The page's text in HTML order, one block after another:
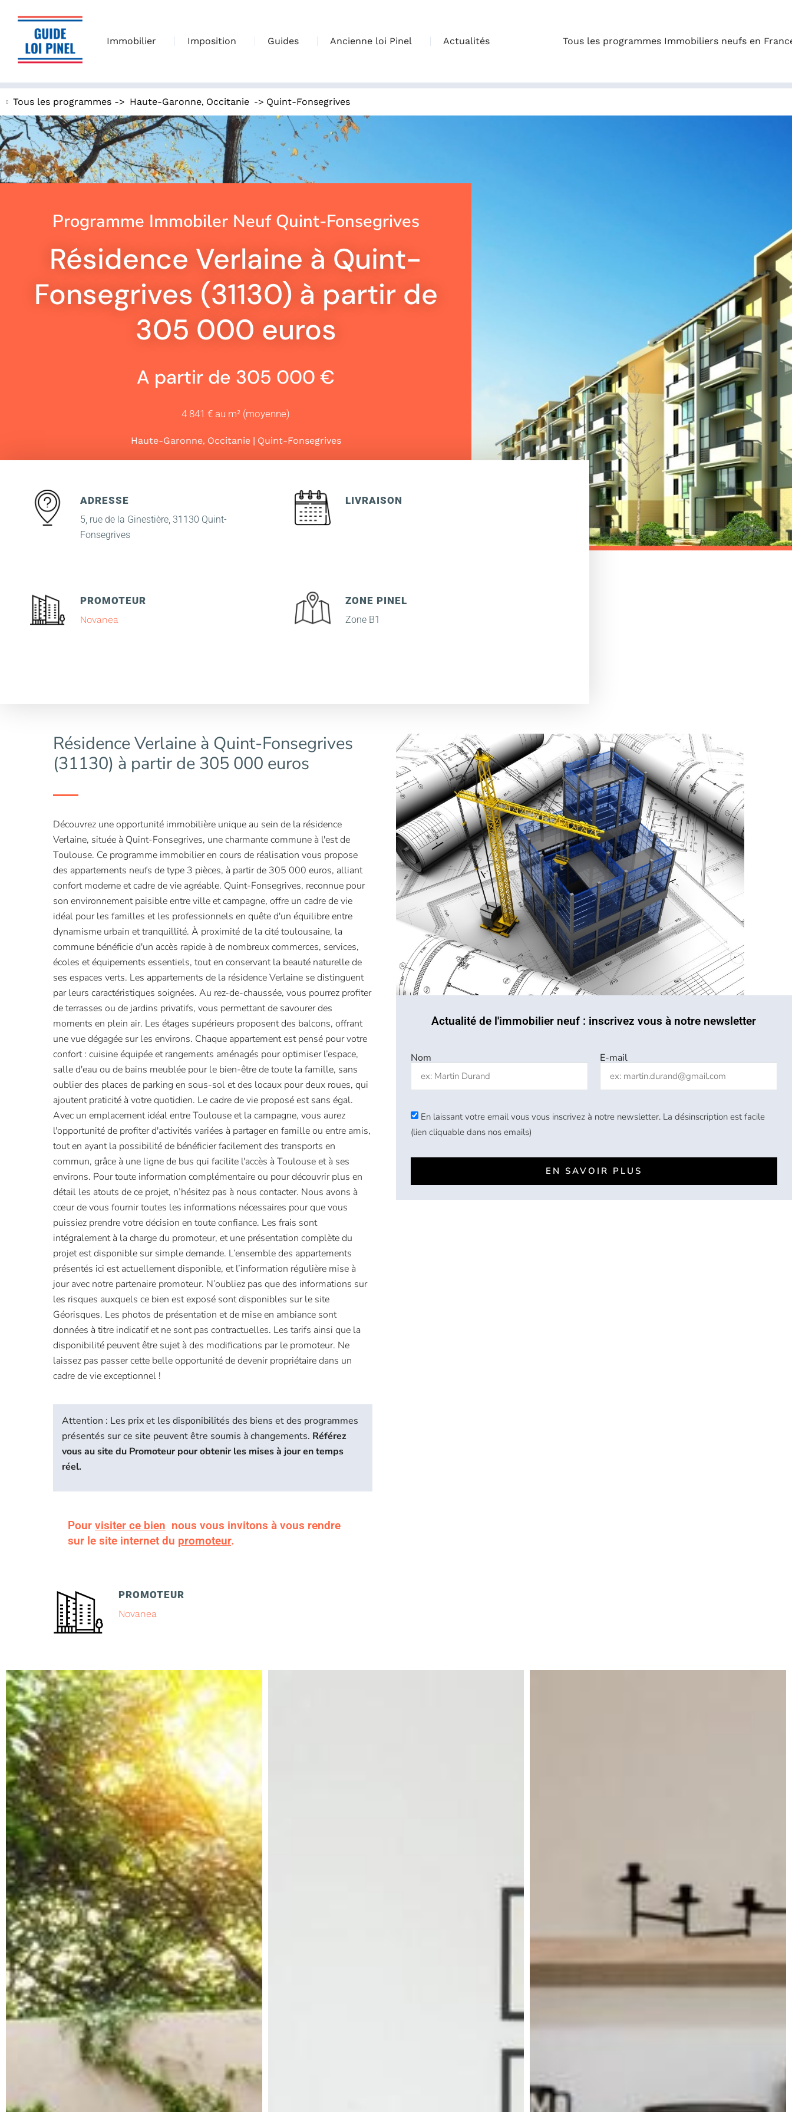
Immobilier Imposition Guides Ancienne loi Pinel Actualités Tous les programmes Immobiliers neufs en
Tous les programmes -> Haute-Garonne, Occitanie -> Quint-Fonsegrives
Programme Immobiler Neuf Quint-Fonsegrives
Résidence Verlaine à Quint-
Fonsegrives (31130) à partir de
305 000 euros
A partir de 305 000 €
4 841 € au m² (moyenne)
Haute-Garonne, Occitanie| Quint-Fonsegrives
ADRESSE
5, rue de la Ginestière, 31130 Quint-
Fonsegrives
LIVRAISON
PROMOTEUR
Novanea
ZONE PINEL
Zone B1
Résidence Verlaine à Quint-Fonsegrives
(31130) à partir de 305 000 euros
Découvrez une opportunité immobilière unique au sein de la résidence
Verlaine, située à Quint-Fonsegrives, une charmante commune à l'est de
Toulouse. Ce programme immobilier en cours de réalisation vous propose
des appartements neufs de type 3 pièces, à partir de 305 000 euros, alliant
confort moderne et cadre de vie agréable. Quint-Fonsegrives, reconnue pour
son environnement paisible entre ville et campagne, offre un cadre de vie
idéal pour les familles et les professionnels en quête d'un équilibre entre
dynamisme urbain et tranquillité. À proximité de la cité toulousaine, la
commune bénéficie d'un accès rapide à de nombreux commerces, services,
écoles et équipements essentiels, tout en conservant la beauté naturelle de
ses espaces verts. Les appartements de la résidence Verlaine se distinguent
par leurs caractéristiques soignées. Au rez-de-chaussée, vous pourrez profiter
de terrasses ou de jardins privatifs, vous permettant de savourer des
moments en plein air. Les étages supérieurs proposent des balcons, offrant
une vue dégagée sur les environs. Chaque appartement est pensé pour votre
confort : cuisine équipée et rangements aménagés pour optimiser l’espace,
salle d'eau ou de bains meublée pour le bien-être de toute la famille, sans
oublier des places de parking en sous-sol et des locaux pour deux roues, qui
ajoutent praticité à votre quotidien. Le cadre de vie proposé est sans égal.
Avec un emplacement idéal entre Toulouse et la campagne, vous aurez
l'opportunité de profiter d'activités variées à partager en famille ou entre amis,
tout en ayant la possibilité de bénéficier facilement des transports en
commun, grâce à une ligne de bus qui facilite l'accès à Toulouse et à ses
environs. Pour toute information complémentaire ou pour découvrir plus en
détail les atouts de ce projet, n’hésitez pas à nous contacter. Nous avons à
cœur de vous fournir toutes les informations nécessaires pour que vous
puissiez prendre votre décision en toute confiance. Les frais sont
intégralement à la charge du promoteur, et une présentation complète du
projet est disponible sur simple demande. L’ensemble des appartements
présentés ici est actuellement disponible, et l’information régulière mise à
jour avec notre partenaire promoteur. N’oubliez pas que des informations sur
les risques auxquels ce bien est exposé sont disponibles sur le site
Géorisques. Les photos de présentation et de mise en ambiance sont
données à titre indicatif et ne sont pas contractuelles. Les tarifs ainsi que la
disponibilité peuvent être sujet à des modifications par le promoteur. Ne
laissez pas passer cette belle opportunité de devenir propriétaire dans un
cadre de vie exceptionnel !
Attention : Les prix et les disponibilités des biens et des programmes
présentés sur ce site peuvent être soumis à changements. Référez
vous au site du Promoteur pour obtenir les mises à jour en temps
réel.
Pour visiter ce bien nous vous invitons à vous rendre
sur le site internet du promoteur.
PROMOTEUR
Novanea
Actualité de l'immobilier neuf : inscrivez vous à notre newsletter
Nom E-mail
En laissant votre email vous vous inscrivez à notre newsletter. La désinscription est facile
(lien cliquable dans nos emails)
EN SAVOIR PLUS